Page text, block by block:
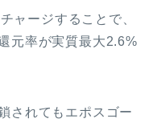
ャージすることで、
元率が実質最大2.6%
されてもエポスゴー